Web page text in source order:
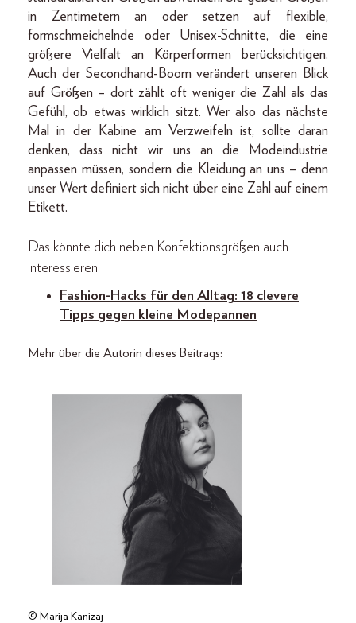
in Zentimetern an oder setzen auf flexible,
formschmeichelnde oder Unisex-Schnitte, die eine
größere Vielfalt an Körperformen berücksichtigen.
Auch der Secondhand-Boom verändert unseren Blick
auf Größen – dort zählt oft weniger die Zahl als das
Gefühl, ob etwas wirklich sitzt. Wer also das nächste
Mal in der Kabine am Verzweifeln ist, sollte daran
denken, dass nicht wir uns an die Modeindustrie
anpassen müssen, sondern die Kleidung an uns – denn
unser Wert definiert sich nicht über eine Zahl auf einem
Etikett.
Das könnte dich neben Konfektionsgrößen auch
interessieren:
Fashion-Hacks für den Alltag: 18 clevere
Tipps gegen kleine Modepannen
Mehr über die Autorin dieses Beitrags:
© Marija Kanizaj